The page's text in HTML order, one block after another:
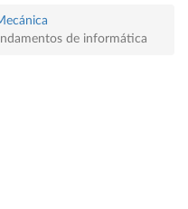
de informática